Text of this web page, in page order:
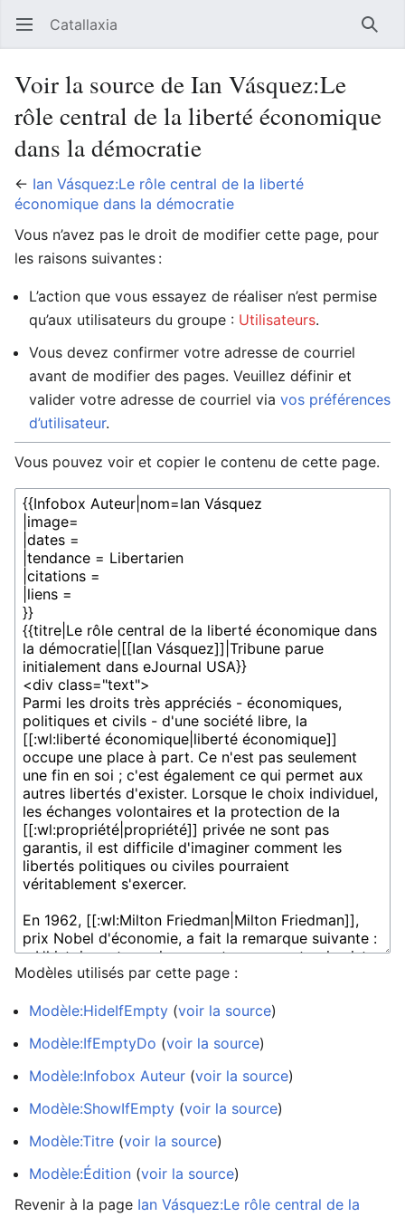
Ouvrir le menu principal Catallaxia
Voir la source de Ian Vásquez:Le
rôle central de la liberté économique
dans la démocratie
← Ian Vásquez:Le rôle central de la liberté
économique dans la démocratie
Vous n’avez pas le droit de modifier cette page, pour
les raisons suivantes :
L’action que vous essayez de réaliser n’est permise
qu’aux utilisateurs du groupe : Utilisateurs.
Vous devez confirmer votre adresse de courriel
avant de modifier des pages. Veuillez définir et
valider votre adresse de courriel via vos préférences
d’utilisateur.
Vous pouvez voir et copier le contenu de cette page.
Modèles utilisés par cette page :
Modèle:HideIfEmpty (voir la source)
Modèle:IfEmptyDo (voir la source)
Modèle:Infobox Auteur (voir la source)
Modèle:ShowIfEmpty (voir la source)
Modèle:Titre (voir la source)
Modèle:Édition (voir la source)
Revenir à la page Ian Vásquez:Le rôle central de la